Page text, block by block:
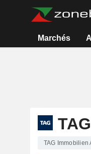
Marchés
TAG Immobilien